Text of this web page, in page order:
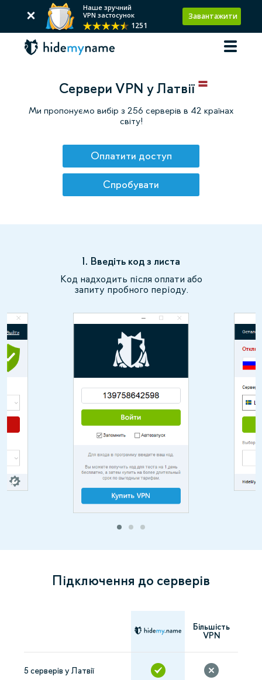
Наше зручний
VPN застосунок
1251
Завантажити
Сервери VPN у Латвії
Ми пропонуємо вибір з 256 серверів в 42 країнах
світу!
Оплатити доступ
Спробувати
1. Введіть код з листа
Код надходить після оплати або
запиту пробного періоду.
Підключення до серверів
Більшість
VPN
5 серверів у Латвії